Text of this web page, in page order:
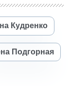
Кудренко
Подгорная